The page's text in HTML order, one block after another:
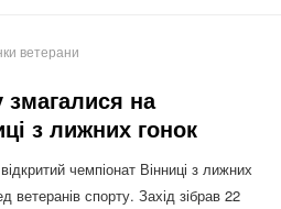
ветерани
змагалися на
з лижних гонок
чемпіонат Вінниці з лижних
ветеранів спорту. Захід зібрав 22